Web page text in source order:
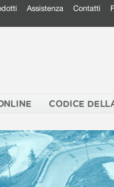
Assistenza Contatti
CODICE